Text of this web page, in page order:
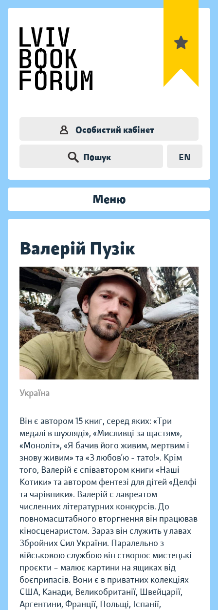
Особистий кабінет
Пошук EN
Меню
Валерій Пузік
Україна
Він є автором 15 книг, серед яких: «Три
медалі в шухляді», «Мисливці за щастям»,
«Моноліт», «Я бачив його живим, мертвим і
знову живим» та «З любов’ю - тато!». Крім
того, Валерій є співавтором книги «Наші
Котики» та автором фентезі для дітей «Делфі
та чарівники». Валерій є лавреатом
численних літературних конкурсів. До
повномасштабного вторгнення він працював
кіносценаристом. Зараз він служить у лавах
Збройних Сил України. Паралельно з
військовою службою він створює мистецькі
проєкти – малює картини на ящиках від
боєприпасів. Вони є в приватних колекціях
США, Канади, Великобританії, Швейцарії,
Аргентини, Франції, Польщі, Іспанії,